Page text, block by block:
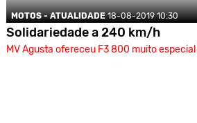
MOTOS - ATUALIDADE 18-08-2019 10:30
Solidariedade a 240 km/h
MV Agusta ofereceu F3 800 muito especial